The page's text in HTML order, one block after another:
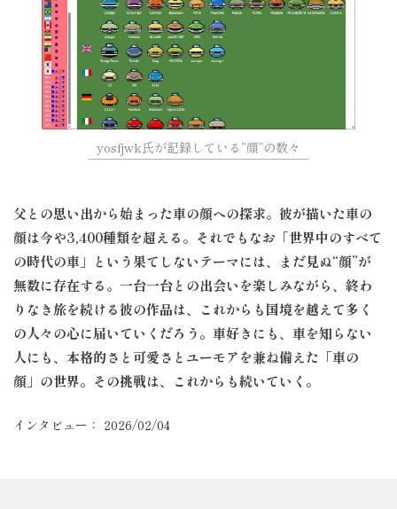
yosfjwk氏が記録している“顔”の数々
父との思い出から始まった車の顔への探求。彼が描いた車の
顔は今や3,400種類を超える。それでもなお「世界中のすべて
の時代の車」という果てしないテーマには、まだ見ぬ“顔”が
無数に存在する。一台一台との出会いを楽しみながら、終わ
りなき旅を続ける彼の作品は、これからも国境を越えて多く
の人々の心に届いていくだろう。車好きにも、車を知らない
人にも、本格的さと可愛さとユーモアを兼ね備えた「車の
顔」の世界。その挑戦は、これからも続いていく。
インタビュー： 2026/02/04